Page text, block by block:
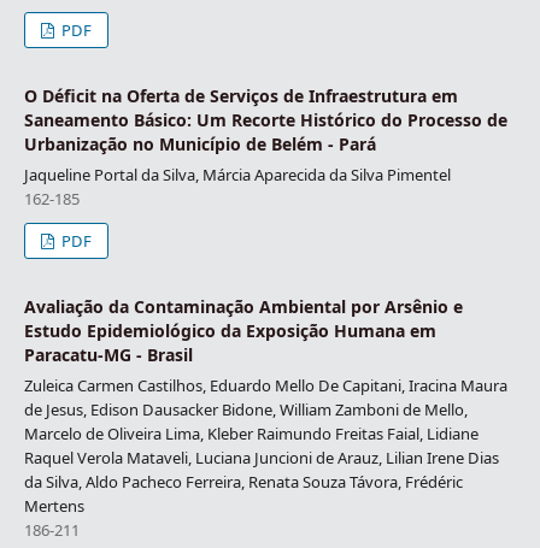
PDF
O Déficit na Oferta de Serviços de Infraestrutura em
Saneamento Básico: Um Recorte Histórico do Processo de
Urbanização no Município de Belém - Pará
Jaqueline Portal da Silva, Márcia Aparecida da Silva Pimentel
162-185
PDF
Avaliação da Contaminação Ambiental por Arsênio e
Estudo Epidemiológico da Exposição Humana em
Paracatu-MG - Brasil
Zuleica Carmen Castilhos, Eduardo Mello De Capitani, Iracina Maura
de Jesus, Edison Dausacker Bidone, William Zamboni de Mello,
Marcelo de Oliveira Lima, Kleber Raimundo Freitas Faial, Lidiane
Raquel Verola Mataveli, Luciana Juncioni de Arauz, Lilian Irene Dias
da Silva, Aldo Pacheco Ferreira, Renata Souza Távora, Frédéric
Mertens
186-211